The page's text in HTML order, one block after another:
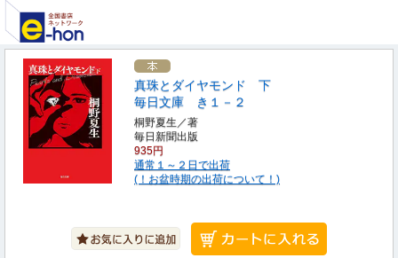
真珠とダイヤモンド 下
毎日文庫 き１－２
桐野夏生／著
毎日新聞出版
935円
通常１～２日で出荷
(！お盆時期の出荷について！)